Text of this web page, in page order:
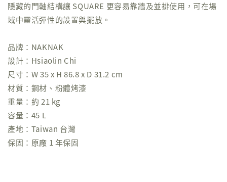
隱藏的門軸結構讓 SQUARE 更容易靠牆及並排使用，可在場
域中靈活彈性的設置與擺放。
品牌：NAKNAK
設計：Hsiaolin Chi
尺寸：W 35 x H 86.8 x D 31.2 cm
材質：鋼材、粉體烤漆
重量：約 21 kg
容量：45 L
產地：Taiwan 台灣
保固：原廠 1 年保固